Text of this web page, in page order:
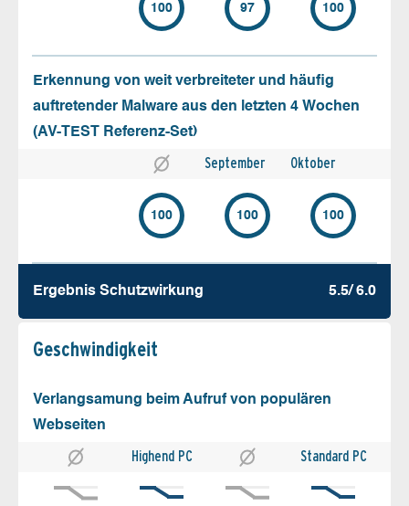
100 97 100
Erkennung von weit verbreiteter und häufig
auftretender Malware aus den letzten 4 Wochen
(AV-TEST Referenz-Set)
September Oktober
100 100 100
Ergebnis Schutz­wirkung 5.5/ 6.0
Geschw­indigkeit
Verlangsamung beim Aufruf von populären
Webseiten
Highend PC Standard PC